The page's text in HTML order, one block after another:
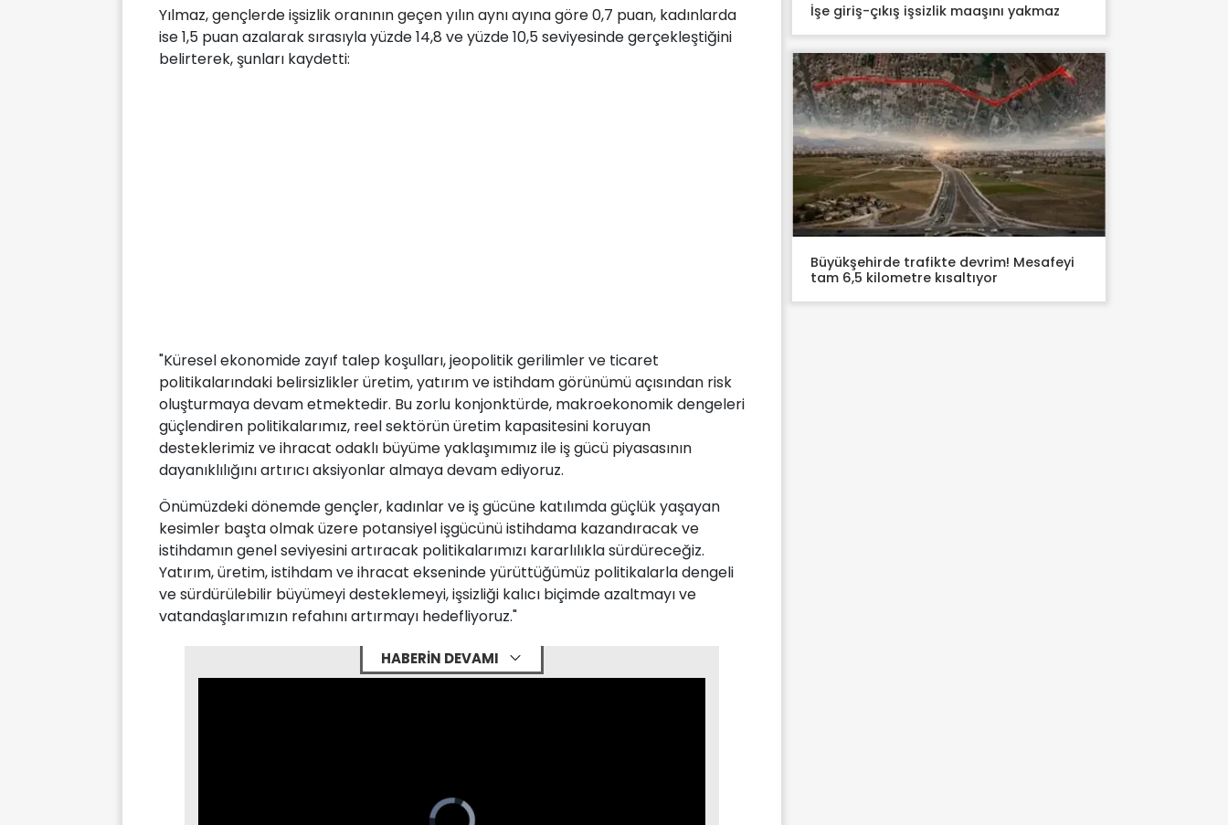
Yılmaz, gençlerde işsizlik oranının geçen yılın aynı ayına göre 0,7 puan, kadınlarda
ise 1,5 puan azalarak sırasıyla yüzde 14,8 ve yüzde 10,5 seviyesinde gerçekleştiğini
belirterek, şunları kaydetti:
"Küresel ekonomide zayıf talep koşulları, jeopolitik gerilimler ve ticaret
politikalarındaki belirsizlikler üretim, yatırım ve istihdam görünümü açısından risk
oluşturmaya devam etmektedir. Bu zorlu konjonktürde, makroekonomik dengeleri
güçlendiren politikalarımız, reel sektörün üretim kapasitesini koruyan
desteklerimiz ve ihracat odaklı büyüme yaklaşımımız ile iş gücü piyasasının
dayanıklılığını artırıcı aksiyonlar almaya devam ediyoruz.
Önümüzdeki dönemde gençler, kadınlar ve iş gücüne katılımda güçlük yaşayan
kesimler başta olmak üzere potansiyel işgücünü istihdama kazandıracak ve
istihdamın genel seviyesini artıracak politikalarımızı kararlılıkla sürdüreceğiz.
Yatırım, üretim, istihdam ve ihracat ekseninde yürüttüğümüz politikalarla dengeli
ve sürdürülebilir büyümeyi desteklemeyi, işsizliği kalıcı biçimde azaltmayı ve
vatandaşlarımızın refahını artırmayı hedefliyoruz."
HABERİN DEVAMI
İşe giriş-çıkış işsizlik maaşını yakmaz
Büyükşehirde trafikte devrim! Mesafeyi
tam 6,5 kilometre kısaltıyor